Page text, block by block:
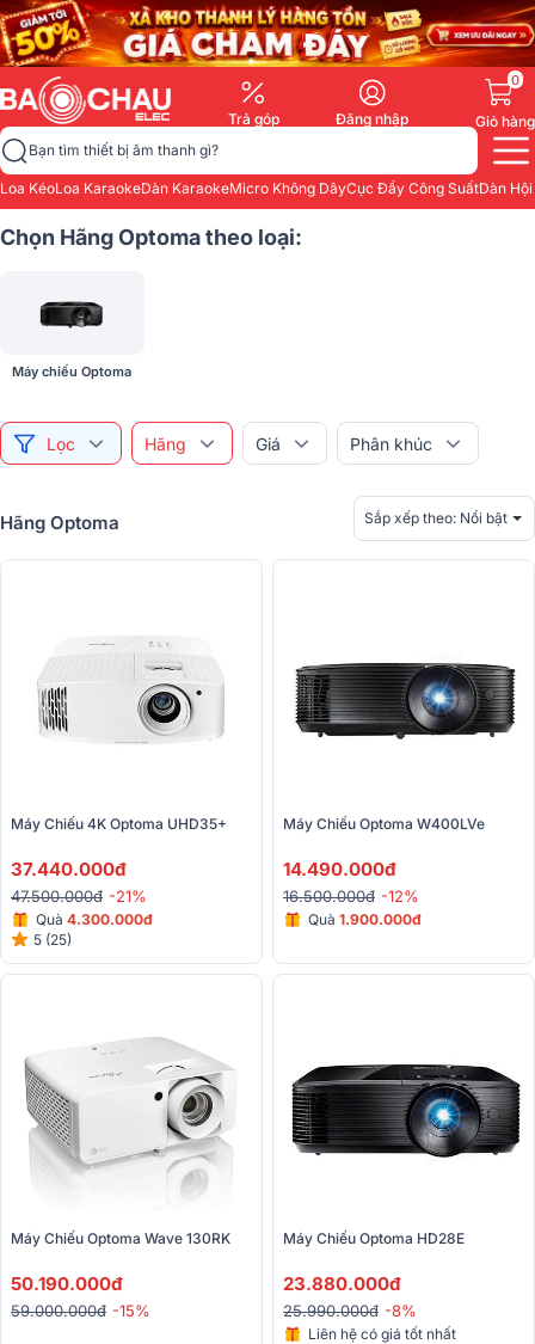
Trả góp Đăng nhập
0
Giỏ hàng
Bạn tìm thiết bị âm thanh gì?
Loa KéoLoa KaraokeDàn KaraokeMicro Không DâyCục Đẩy Công SuấtDàn
Chọn Hãng Optoma theo loại:
Máy chiếu Optoma
Lọc Hãng Giá Phân khúc
Hãng Optoma Sắp xếp theo: Nổi bật
Máy Chiếu 4K Optoma UHD35+
37.440.000đ
47.500.000đ -21%
Quà 4.300.000đ
5 (25)
Máy Chiếu Optoma W400LVe
14.490.000đ
16.500.000đ -12%
Quà 1.900.000đ
50.190.000đ
59.000.000đ -15%
23.880.000đ
25.990.000đ -8%
Liên hệ có giá tốt nhất